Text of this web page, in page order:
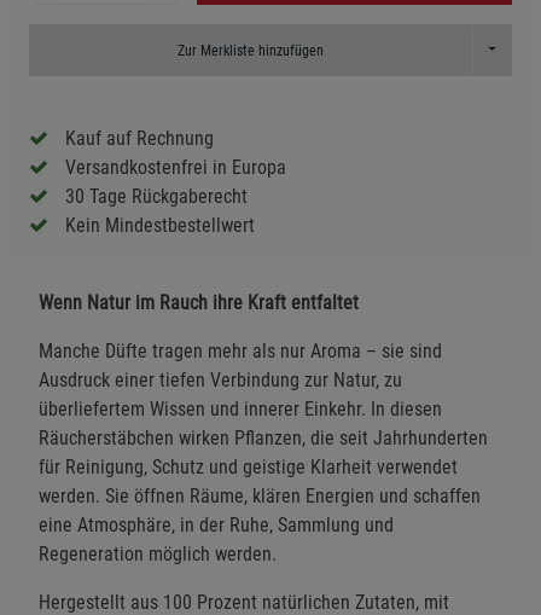
Zur Merkliste hinzufügen Toggle
Kauf auf Rechnung
Versandkostenfrei in Europa
30 Tage Rückgaberecht
Kein Mindestbestellwert
Wenn Natur im Rauch ihre Kraft entfaltet
Manche Düfte tragen mehr als nur Aroma – sie sind
Ausdruck einer tiefen Verbindung zur Natur, zu
überliefertem Wissen und innerer Einkehr. In diesen
Räucherstäbchen wirken Pflanzen, die seit Jahrhunderten
für Reinigung, Schutz und geistige Klarheit verwendet
werden. Sie öffnen Räume, klären Energien und schaffen
eine Atmosphäre, in der Ruhe, Sammlung und
Regeneration möglich werden.
Hergestellt aus 100 Prozent natürlichen Zutaten, mit